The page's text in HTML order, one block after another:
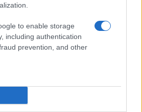
to enable storage
including authentication
prevention, and other